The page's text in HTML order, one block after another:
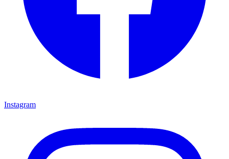
Instagram